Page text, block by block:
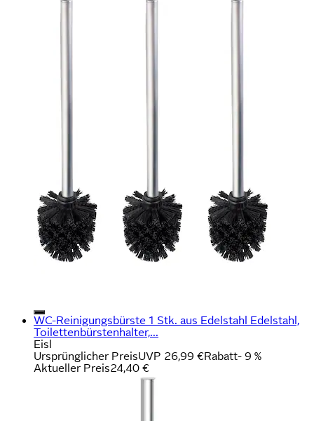
WC-Reinigungsbürste 1 Stk. aus Edelstahl Edelstahl,
Toilettenbürstenhalter,...
Eisl
Ursprünglicher PreisUVP 26,99 €Rabatt- 9 %
Aktueller Preis24,40 €